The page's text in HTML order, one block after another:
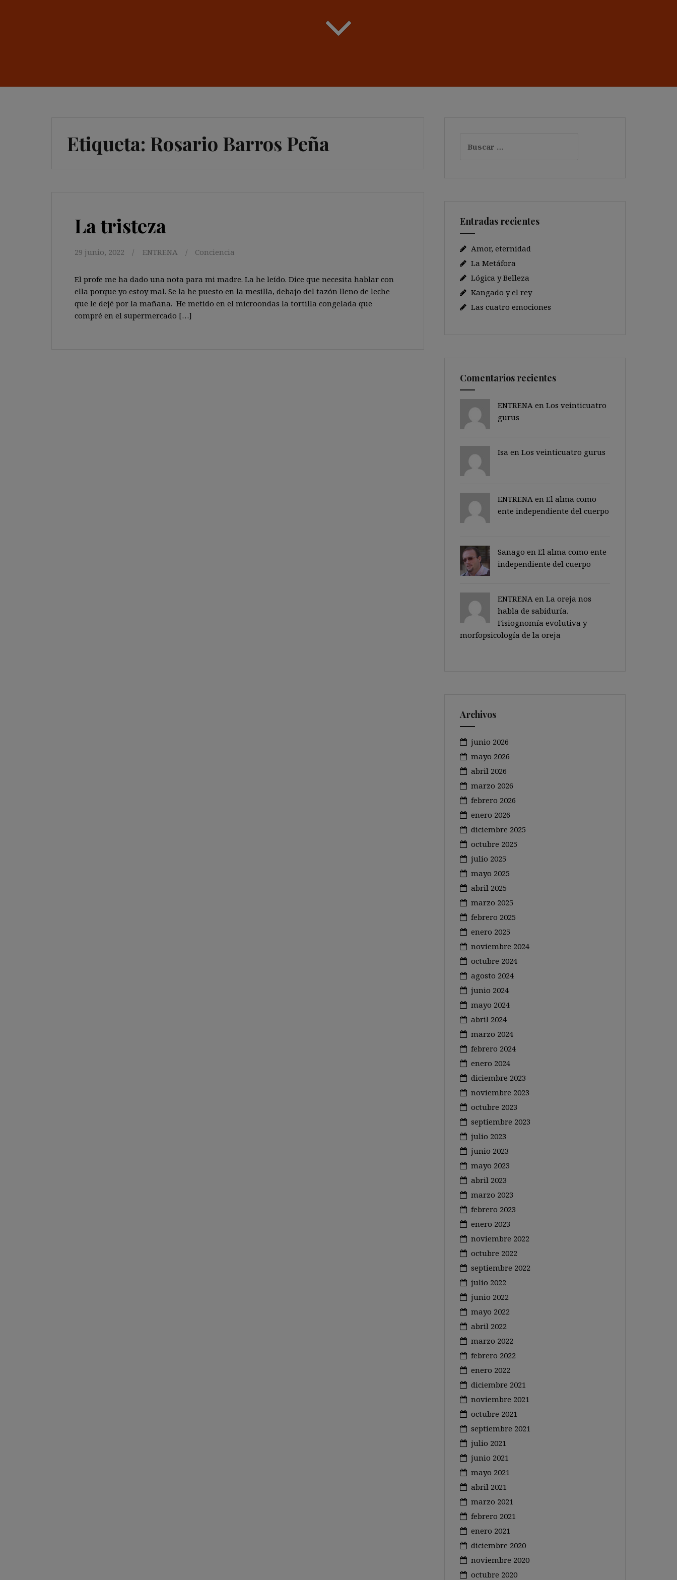
Etiqueta: Rosario Barros Peña
La tristeza
29 junio, 2022 ENTRENA Conciencia
El profe me ha dado una nota para mi madre. La he leído. Dice que necesita hablar con
ella porque yo estoy mal. Se la he puesto en la mesilla, debajo del tazón lleno de leche
que le dejé por la mañana. He metido en el microondas la tortilla congelada que
compré en el supermercado […]
Entradas recientes
Amor, eternidad
La Metáfora
Lógica y Belleza
Kangado y el rey
Las cuatro emociones
Comentarios recientes
ENTRENA en Los veinticuatro
gurus
Isa en Los veinticuatro gurus
ENTRENA en El alma como
ente independiente del cuerpo
Sanago en El alma como ente
independiente del cuerpo
ENTRENA en La oreja nos
habla de sabiduría.
Fisiognomía evolutiva y
morfopsicología de la oreja
Archivos
junio 2026
mayo 2026
abril 2026
marzo 2026
febrero 2026
enero 2026
diciembre 2025
octubre 2025
julio 2025
mayo 2025
abril 2025
marzo 2025
febrero 2025
enero 2025
noviembre 2024
octubre 2024
agosto 2024
junio 2024
mayo 2024
abril 2024
marzo 2024
febrero 2024
enero 2024
diciembre 2023
noviembre 2023
octubre 2023
septiembre 2023
julio 2023
junio 2023
mayo 2023
abril 2023
marzo 2023
febrero 2023
enero 2023
noviembre 2022
octubre 2022
septiembre 2022
julio 2022
junio 2022
mayo 2022
abril 2022
marzo 2022
febrero 2022
enero 2022
diciembre 2021
noviembre 2021
octubre 2021
septiembre 2021
julio 2021
junio 2021
mayo 2021
abril 2021
marzo 2021
febrero 2021
enero 2021
diciembre 2020
noviembre 2020
octubre 2020